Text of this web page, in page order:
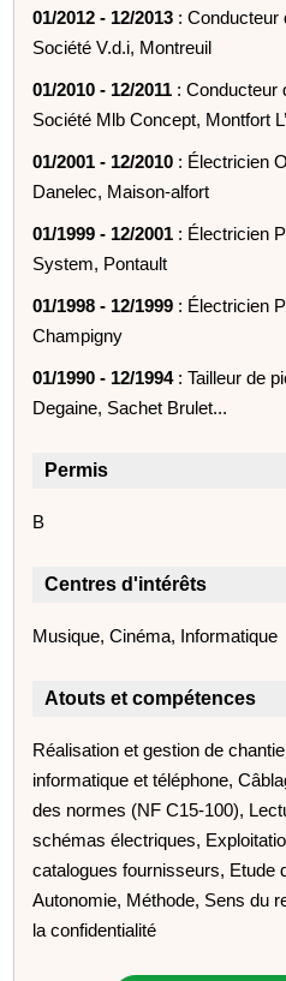
01/2012 - 12/2013 : Conducteur
Société V.d.i, Montreuil
01/2010 - 12/2011 : Conducteur
Société Mlb Concept, Montfort
01/2001 - 12/2010 : Électricien
Danelec, Maison-alfort
01/1999 - 12/2001 : Électricien
System, Pontault
01/1998 - 12/1999 : Électricien
Champigny
01/1990 - 12/1994: Tailleur de
Degaine, Sachet Brulet...
Permis
B
Centres d'intérêts
Musique, Cinéma, Informatique
Atouts et compétences
Réalisation et gestion de
informatique et téléphone,
des normes (NF C15-100),
schémas électriques,
catalogues fournisseurs, Etude
Autonomie, Méthode, Sens du
la confidentialité